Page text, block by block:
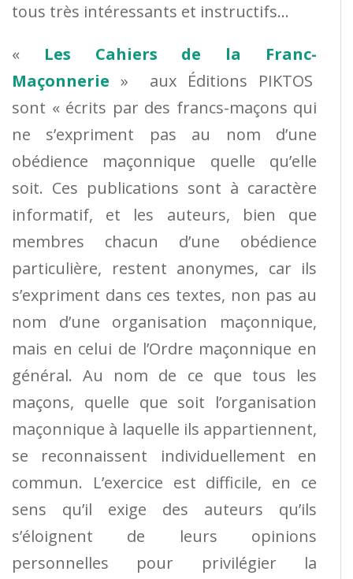
tous très intéressants et instructifs…
« Les Cahiers de la Franc-
Maçonnerie » aux Éditions PIKTOS
sont « écrits par des francs-maçons qui
ne s’expriment pas au nom d’une
obédience maçonnique quelle qu’elle
soit. Ces publications sont à caractère
informatif, et les auteurs, bien que
membres chacun d’une obédience
particulière, restent anonymes, car ils
s’expriment dans ces textes, non pas au
nom d’une organisation maçonnique,
mais en celui de l’Ordre maçonnique en
général. Au nom de ce que tous les
maçons, quelle que soit l’organisation
maçonnique à laquelle ils appartiennent,
se reconnaissent individuellement en
commun. L’exercice est difficile, en ce
sens qu’il exige des auteurs qu’ils
s’éloignent de leurs opinions
personnelles pour privilégier la